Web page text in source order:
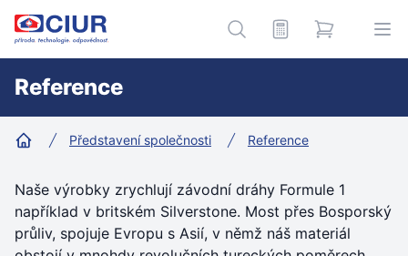
CIUR a.s.
Hledání
Kalkulacee-shop
Reference
Představení společnosti Reference
Naše výrobky zrychlují závodní dráhy Formule 1
například v britském Silverstone. Most přes Bosporský
průliv, spojuje Evropu s Asií, v němž náš materiál